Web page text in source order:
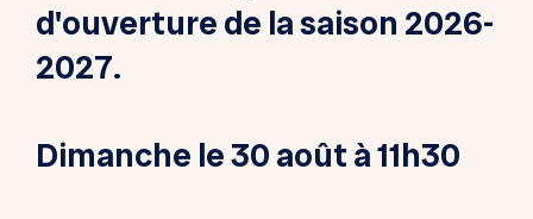
d'ouverture de la saison 2026-
2027.
Dimanche le 30 août à 11h30